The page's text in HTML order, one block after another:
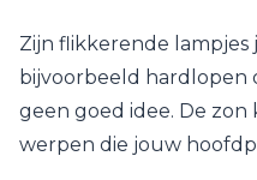
Zijn flikkerende lampjes
bijvoorbeeld hardlopen
geen goed idee. De
werpen die jouw